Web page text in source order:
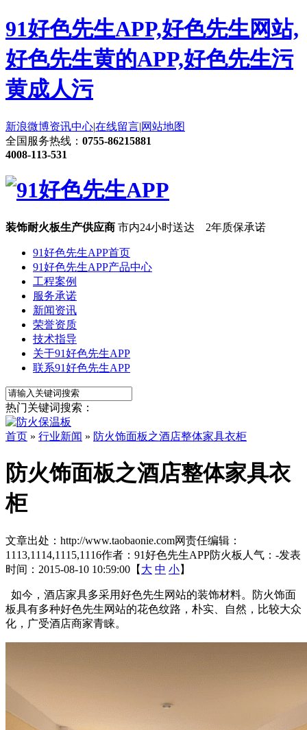
91好色先生APP,好色先生网站,
好色先生黄的APP,好色先生污
黄成人污
新浪微博资讯中心|在线留言|网站地图
全国服务热线： 0755-86215881
4008-113-531
装饰耐火板生产供应商 市内24小时送达 2年质保承诺
91好色先生APP首页
91好色先生APP产品中心
工程案例
服务承诺
新闻资讯
荣誉资质
技术指导
关于91好色先生APP
联系91好色先生APP
热门关键词搜索：
首页 » 行业新闻 » 防火饰面板之酒店整体家具衣柜
防火饰面板之酒店整体家具衣
柜
文章出处：http://www.taobaonie.com网责任编辑：
1113,1114,1115,1116作者：91好色先生APP防火板 人气： -发表
时间：2015-08-10 10:59:00【 大 中 小】
如今，酒店家具多采用好色先生网站的装饰材料。防火饰面
板具有多种好色先生网站的花色纹路，朴实、自然，比较大众
化，广受酒店商家青睐。